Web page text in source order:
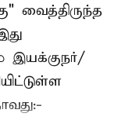
வைத்திருந்த
இயக்குநர்/